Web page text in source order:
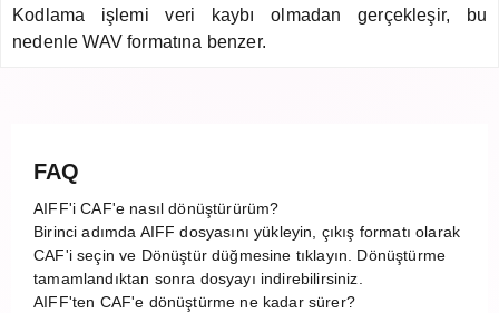
Kodlama işlemi veri kaybı olmadan gerçekleşir, bu
nedenle WAV formatına benzer.
FAQ
AIFF'i CAF'e nasıl dönüştürürüm?
Birinci adımda AIFF dosyasını yükleyin, çıkış formatı olarak
CAF'i seçin ve Dönüştür düğmesine tıklayın. Dönüştürme
tamamlandıktan sonra dosyayı indirebilirsiniz.
AIFF'ten CAF'e dönüştürme ne kadar sürer?